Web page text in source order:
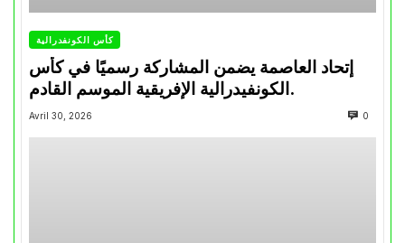
كأس الكونفدرالية
إتحاد العاصمة يضمن المشاركة رسميًا في كأس
الكونفيدرالية الإفريقية الموسم القادم.
Avril 30, 2026 0